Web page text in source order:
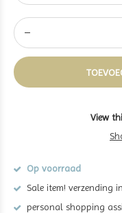
View
Op voorraad
Sale item! verzending
personal shopping